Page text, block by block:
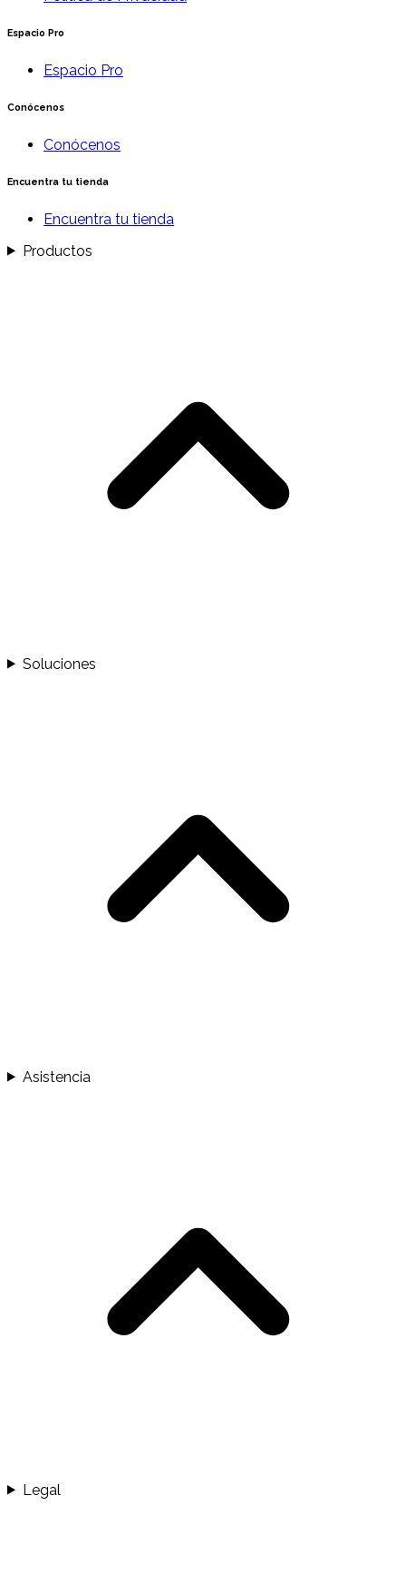
Espacio Pro
Espacio Pro
Conócenos
Conócenos
Encuentra tu tienda
Encuentra tu tienda
Productos
Soluciones
Asistencia
Legal